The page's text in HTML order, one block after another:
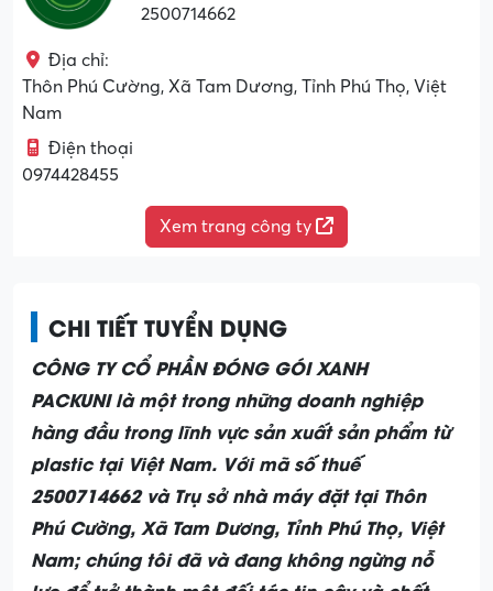
2500714662
Địa chỉ:
Thôn Phú Cường, Xã Tam Dương, Tỉnh Phú Thọ, Việt
Nam
Điện thoại
0974428455
Xem trang công ty
CHI TIẾT TUYỂN DỤNG
CÔNG TY CỔ PHẦN ĐÓNG GÓI XANH
PACKUNIlà một trong những doanh nghiệp
hàng đầu trong lĩnh vực sản xuất sản phẩm từ
plastic tại Việt Nam. Với mã số thuế
2500714662 và Trụ sở nhà máy đặt tại Thôn
Phú Cường, Xã Tam Dương, Tỉnh Phú Thọ, Việt
Nam; chúng tôi đã và đang không ngừng nỗ